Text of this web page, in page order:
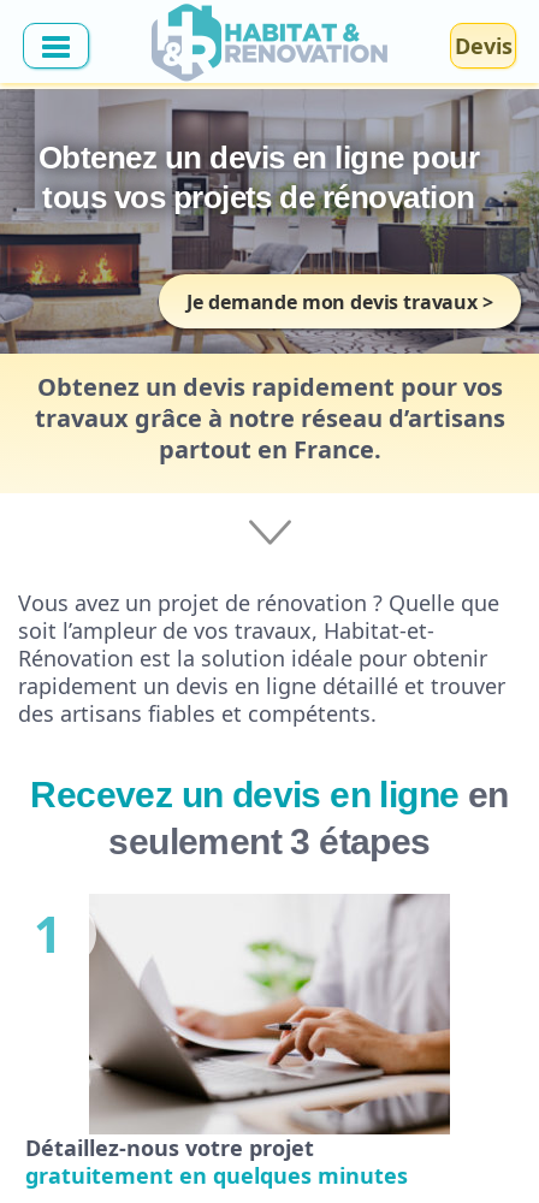
Devis
Obtenez un devis en ligne pour
tous vos projets de rénovation
Jedemande mon devis travaux>
Obtenez un devis rapidement pour vos
travaux grâce à notre réseau d’artisans
partout en France.
Vous avez un projet de rénovation ? Quelle que
soit l’ampleur de vos travaux, Habitat-et-
Rénovation est la solution idéale pour obtenir
rapidement un devis en ligne détaillé et trouver
des artisans fiables et compétents.
Recevez un devis en ligne en
seulement 3 étapes
1
Détaillez-nous votre projet
gratuitement en quelques minutes